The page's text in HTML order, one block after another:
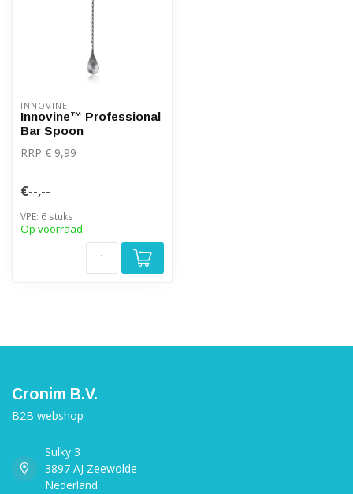
INNOVINE
Innovine™ Professional
Bar Spoon
RRP € 9,99
€--,--
VPE: 6 stuks
Op voorraad
Cronim B.V.
B2B webshop
Sulky 3
3897 AJ Zeewolde
Nederland